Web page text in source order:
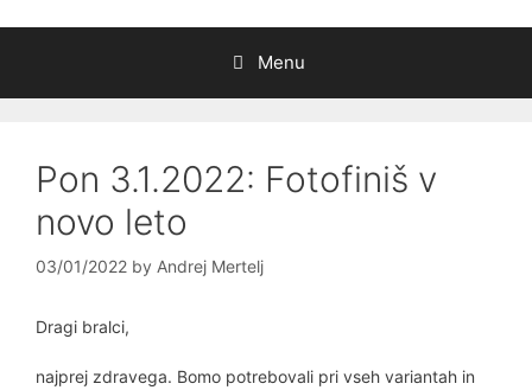
Menu
Pon 3.1.2022: Fotofiniš v
novo leto
03/01/2022 by Andrej Mertelj
Dragi bralci,
najprej zdravega. Bomo potrebovali pri vseh variantah in